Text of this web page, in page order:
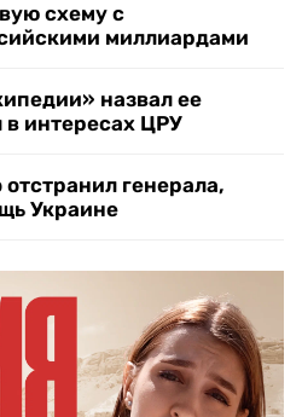
схему с
миллиардами
назвал ее
интересах ЦРУ
генерала,
Украине